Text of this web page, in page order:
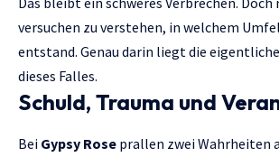
versuchen zu verstehen, in welchem
entstand. Genau darin liegt die
dieses Falles.
Schuld, Trauma und
Bei Gypsy Rose prallen zwei Wahrheiten